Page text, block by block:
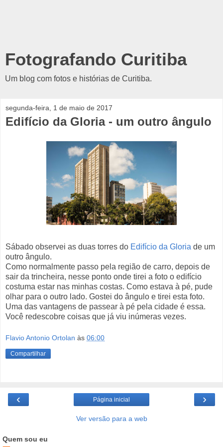
Fotografando Curitiba
Um blog com fotos e histórias de Curitiba.
segunda-feira, 1 de maio de 2017
Edifício da Gloria - um outro ângulo
Sábado observei as duas torres do Edifício da Gloria de um
outro ângulo.
Como normalmente passo pela região de carro, depois de
sair da trincheira, nesse ponto onde tirei a foto o edifício
costuma estar nas minhas costas. Como estava à pé, pude
olhar para o outro lado. Gostei do ângulo e tirei esta foto.
Uma das vantagens de passear à pé pela cidade é essa.
Você redescobre coisas que já viu inúmeras vezes.
Flavio Antonio Ortolan às 06:00
Compartilhar
‹ ›
Página inicial
Ver versão para a web
Quem sou eu